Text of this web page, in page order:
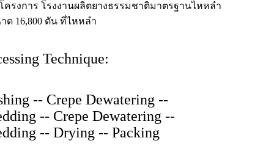
ครงการ โรงงานผลิตยางธรรมชาติมาตรฐานไหหลำ
ด 16,800 ตัน ที่ไหหลำ
Technique:
-- Crepe Dewatering --
-- Crepe Dewatering --
-- Drying -- Packing